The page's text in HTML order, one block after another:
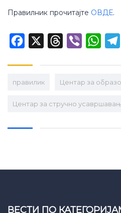
Правилник прочитајте ОВДЕ.
Facebook Threads
Viber
правилик Центар за
Центар за стручно
ВЕСТИ ПО